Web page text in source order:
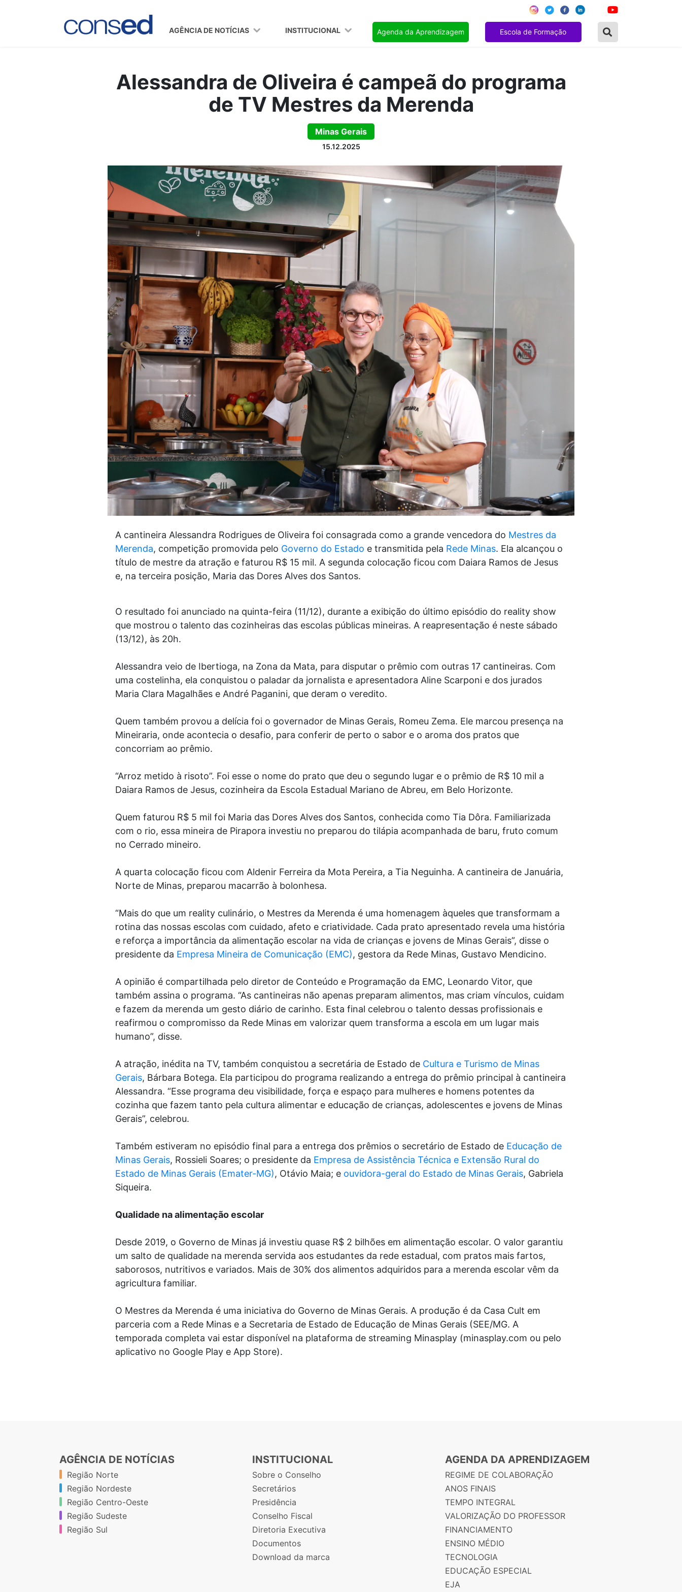
AGÊNCIA DE NOTÍCIAS INSTITUCIONAL Agenda da Aprendizagem Escola de Formação
Alessandra de Oliveira é campeã do programa
de TV Mestres da Merenda
Minas Gerais
15.12.2025
A cantineira Alessandra Rodrigues de Oliveira foi consagrada como a grande vencedora do Mestres da
Merenda, competição promovida pelo Governo do Estado e transmitida pela Rede Minas. Ela alcançou o
título de mestre da atração e faturou R$ 15 mil. A segunda colocação ficou com Daiara Ramos de Jesus
e, na terceira posição, Maria das Dores Alves dos Santos.
O resultado foi anunciado na quinta-feira (11/12), durante a exibição do último episódio do reality show
que mostrou o talento das cozinheiras das escolas públicas mineiras. A reapresentação é neste sábado
(13/12), às 20h.
Alessandra veio de Ibertioga, na Zona da Mata, para disputar o prêmio com outras 17 cantineiras. Com
uma costelinha, ela conquistou o paladar da jornalista e apresentadora Aline Scarponi e dos jurados
Maria Clara Magalhães e André Paganini, que deram o veredito.
Quem também provou a delícia foi o governador de Minas Gerais, Romeu Zema. Ele marcou presença na
Mineiraria, onde acontecia o desafio, para conferir de perto o sabor e o aroma dos pratos que
concorriam ao prêmio.
“Arroz metido à risoto”. Foi esse o nome do prato que deu o segundo lugar e o prêmio de R$ 10 mil a
Daiara Ramos de Jesus, cozinheira da Escola Estadual Mariano de Abreu, em Belo Horizonte.
Quem faturou R$ 5 mil foi Maria das Dores Alves dos Santos, conhecida como Tia Dôra. Familiarizada
com o rio, essa mineira de Pirapora investiu no preparou do tilápia acompanhada de baru, fruto comum
no Cerrado mineiro.
A quarta colocação ficou com Aldenir Ferreira da Mota Pereira, a Tia Neguinha. A cantineira de Januária,
Norte de Minas, preparou macarrão à bolonhesa.
“Mais do que um reality culinário, o Mestres da Merenda é uma homenagem àqueles que transformam a
rotina das nossas escolas com cuidado, afeto e criatividade. Cada prato apresentado revela uma história
e reforça a importância da alimentação escolar na vida de crianças e jovens de Minas Gerais”, disse o
presidente da Empresa Mineira de Comunicação (EMC), gestora da Rede Minas, Gustavo Mendicino.
A opinião é compartilhada pelo diretor de Conteúdo e Programação da EMC, Leonardo Vitor, que
também assina o programa. “As cantineiras não apenas preparam alimentos, mas criam vínculos, cuidam
e fazem da merenda um gesto diário de carinho. Esta final celebrou o talento dessas profissionais e
reafirmou o compromisso da Rede Minas em valorizar quem transforma a escola em um lugar mais
humano”, disse.
A atração, inédita na TV, também conquistou a secretária de Estado de Cultura e Turismo de Minas
Gerais, Bárbara Botega. Ela participou do programa realizando a entrega do prêmio principal à cantineira
Alessandra. “Esse programa deu visibilidade, força e espaço para mulheres e homens potentes da
cozinha que fazem tanto pela cultura alimentar e educação de crianças, adolescentes e jovens de Minas
Gerais”, celebrou.
Também estiveram no episódio final para a entrega dos prêmios o secretário de Estado de Educação de
Minas Gerais, Rossieli Soares; o presidente da Empresa de Assistência Técnica e Extensão Rural do
Estado de Minas Gerais (Emater-MG), Otávio Maia; e ouvidora-geral do Estado de Minas Gerais, Gabriela
Siqueira.
Qualidade na alimentação escolar
Desde 2019, o Governo de Minas já investiu quase R$ 2 bilhões em alimentação escolar. O valor garantiu
um salto de qualidade na merenda servida aos estudantes da rede estadual, com pratos mais fartos,
saborosos, nutritivos e variados. Mais de 30% dos alimentos adquiridos para a merenda escolar vêm da
agricultura familiar.
O Mestres da Merenda é uma iniciativa do Governo de Minas Gerais. A produção é da Casa Cult em
parceria com a Rede Minas e a Secretaria de Estado de Educação de Minas Gerais (SEE/MG. A
temporada completa vai estar disponível na plataforma de streaming Minasplay (minasplay.com ou pelo
aplicativo no Google Play e App Store).
AGÊNCIA DE NOTÍCIAS
Região Norte
Região Nordeste
Região Centro-Oeste
Região Sudeste
Região Sul
INSTITUCIONAL
Sobre o Conselho
Secretários
Presidência
Conselho Fiscal
Diretoria Executiva
Documentos
Download da marca
AGENDA DA APRENDIZAGEM
REGIME DE COLABORAÇÃO
ANOS FINAIS
TEMPO INTEGRAL
VALORIZAÇÃO DO PROFESSOR
FINANCIAMENTO
ENSINO MÉDIO
TECNOLOGIA
EDUCAÇÃO ESPECIAL
EJA